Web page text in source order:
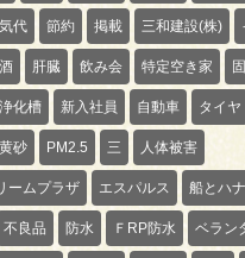
代 節約 掲載 三和建設(株)
肝臓 飲み会 特定空き家
浄化槽 新入社員 自動車 タイヤ
黄砂 PM2.5 三 人体被害
ームプラザ エスパルス 船とハ
不良品 防水 ＦRP防水 ベラン